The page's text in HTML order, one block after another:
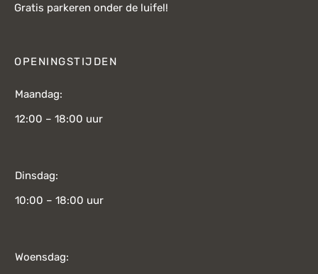
Gratis parkeren onder de luifel!
OPENINGSTIJDEN
Maandag:
12:00 – 18:00 uur
Dinsdag:
10:00 – 18:00 uur
Woensdag: